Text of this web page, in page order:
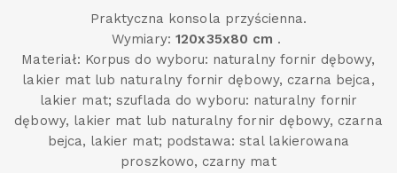
Praktyczna konsola przyścienna.
Wymiary:120x35x80 cm .
Materiał: Korpus do wyboru: naturalny fornir dębowy,
lakier mat lub naturalny fornir dębowy, czarna bejca,
lakier mat; szuflada do wyboru: naturalny fornir
dębowy, lakier mat lub naturalny fornir dębowy, czarna
bejca, lakier mat; podstawa: stal lakierowana
proszkowo, czarny mat